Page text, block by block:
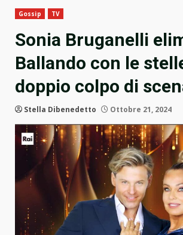
Gossip TV
Sonia Bruganelli
Ballando con le
doppio colpo di
Stella Dibenedetto Ottobre 21, 2024